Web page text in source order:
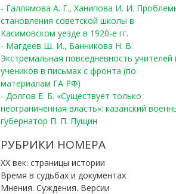
- Галлямова А. Г., Ханипова И. И.
становления советской школы в
Касимовском уезде в 1920-е гг.
- Магдеев Ш. И., Банникова Н. В.
Экстремальная повседневность учителей
учеников в письмах с фронта (по
материалам ГА РФ)
- Долгов Е. Б. «Существует только
неограниченная власть»: казанский
губернатор П. П. Пущин
РУБРИКИ НОМЕРА
ХХ век: страницы истории
Время в судьбах и документах
Мнения. Суждения. Версии